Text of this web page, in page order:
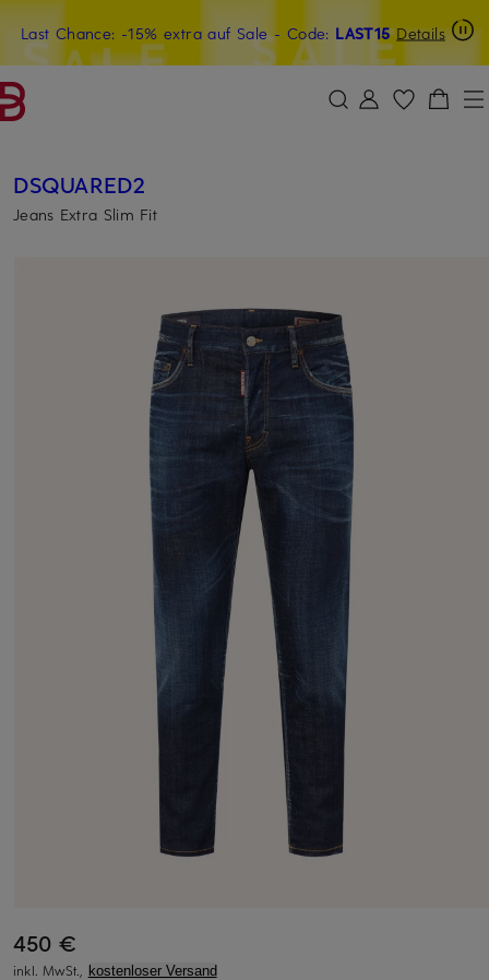
ZUM HAUPTINHALT ÜBERSPRINGEN ZUM SUCHFELD ÜBERSPRINGEN
Last Chance: -15% extra auf Sale- Code: LAST15 Details
20€-Willkommensgutschein mit Beyond sichern
DSQUARED2
Jeans Extra Slim Fit
450 €
inkl. MwSt., kostenloser Versand